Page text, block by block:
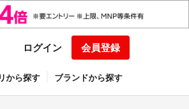
ログイン 会員登録
から探す ブランドから探す